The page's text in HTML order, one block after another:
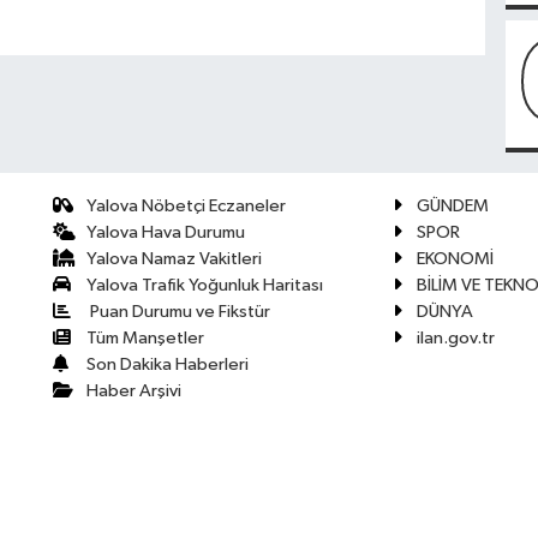
Yalova Nöbetçi Eczaneler
Yalova Hava Durumu
Yalova Namaz Vakitleri
Yalova Trafik Yoğunluk Haritası
Puan Durumu ve Fikstür
Tüm Manşetler
Son Dakika Haberleri
Haber Arşivi
GÜNDEM
SPOR
EKONOMİ
BİLİM VE
DÜNYA
ilan.gov.tr